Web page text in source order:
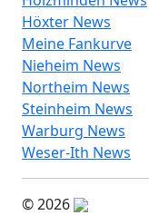
Höxter News
Meine Fankurve
Nieheim News
Northeim News
Steinheim News
Warburg News
Weser-Ith News
© 2026